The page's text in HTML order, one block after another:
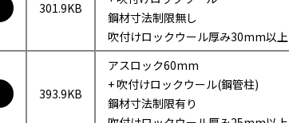
301.9KB
鋼材寸法制限無し
吹付けロックウール厚み30mm以上
393.9KB
アスロック60mm
+ 吹付けロックウール(鋼管柱)
鋼材寸法制限有り